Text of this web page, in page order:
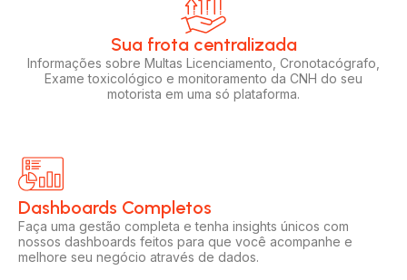
Sua frota centralizada​
Informações sobre Multas Licenciamento, Cronotacógrafo,
Exame toxicológico e monitoramento da CNH do seu
motorista em uma só plataforma.
Dashboards Completos​​
Faça uma gestão completa e tenha insights únicos com
nossos dashboards feitos para que você acompanhe e
melhore seu negócio através de dados.